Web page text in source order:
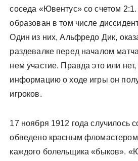
соседа «Ювентус» со счетом
образован в том числе
Один из них, Альфредо Дик,
раздевалке перед началом
нем участие. Правда это или
информацию о ходе игры он
игроков.
17 ноября 1912 года случилось
обведено красным
каждого болельщика «быков».